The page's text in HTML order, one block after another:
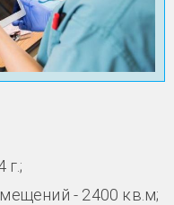
г.;
- 2400 кв.м;